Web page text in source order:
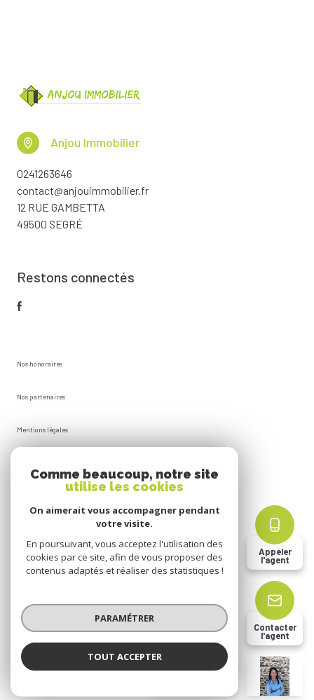
Florine BOBARD
Appeler
l'agent
Contacter
l'agent
Anjou Immobilier
0241263646
contact@anjouimmobilier.fr
12 RUE GAMBETTA
49500 SEGRÉ
Restons connectés
Nos honoraires
Nos partenaires
Mentions légales
Cookies
© 2026 | Tous droits réservés
Réalisé par
Comme beaucoup, notre site
utilise les cookies
On aimerait vous accompagner pendant
votre visite.
En poursuivant, vous acceptez l'utilisation des
cookies par ce site, afin de vous proposer des
contenus adaptés et réaliser des statistiques !
PARAMÉTRER
TOUT ACCEPTER